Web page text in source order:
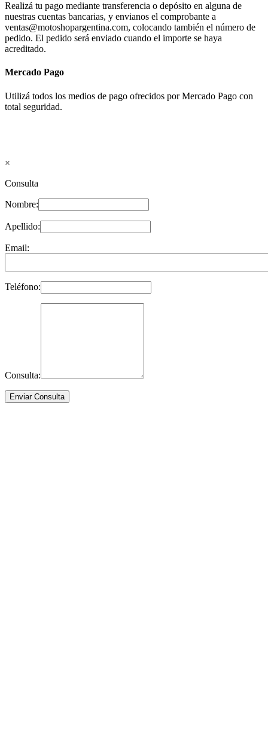
Realizá tu pago mediante transferencia o depósito en alguna de
nuestras cuentas bancarias, y envianos el comprobante a
ventas@motoshopargentina.com, colocando también el número de
pedido. El pedido será enviado cuando el importe se haya
acreditado.
Mercado Pago
Utilizá todos los medios de pago ofrecidos por Mercado Pago con
total seguridad.
×
Consulta
Nombre:
Apellido:
Email:
Teléfono:
Consulta: